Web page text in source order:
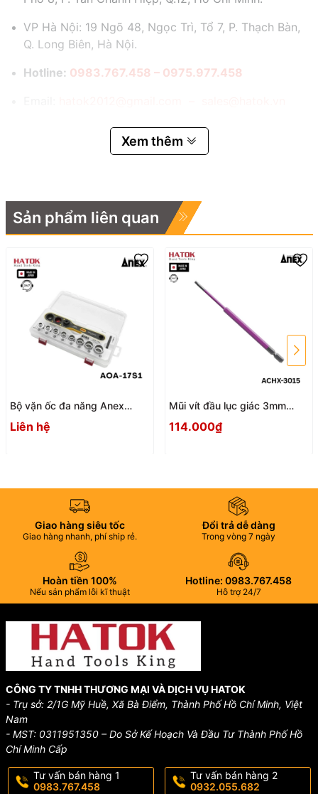
VP Hà Nội: 19 Ngõ 48, Ngọc Trì, Tổ 7, P. Thạch Bàn,
Q. Long Biên, Hà Nội.
Hotline: 0983.767.458 – 0975.977.458
Xem thêm
Sản phẩm liên quan
Bộ vặn ốc đa năng Anex
AOA-17S1 Nhật Bản
Liên hệ
Mũi vít đầu lục giác 3mm
114.000₫
Giao hàng siêu tốc
Giao hàng nhanh, phí ship rẻ.
Đổi trả dễ dàng
Trong vòng 7 ngày
Hoàn tiền 100%
Nếu sản phẩm lỗi kĩ thuật
Hotline: 0983.767.458
Hỗ trợ 24/7
CÔNG TY TNHH THƯƠNG MẠI VÀ DỊCH VỤ HATOK
- Trụ sở: 2/1G Mỹ Huề, Xã Bà Điểm, Thành Phố Hồ Chí Minh, Việt
Nam
- MST: 0311951350 – Do Sở Kế Hoạch Và Đầu Tư Thành Phố Hồ
Chí Minh Cấp
Tư vấn bán hàng 1
0983.767.458
Tư vấn bán hàng 2
0932.055.682